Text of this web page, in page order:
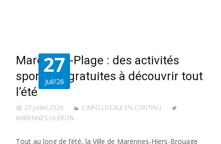
27
Juil/26
Marennes-Plage : des activités
sportives gratuites à découvrir tout
l’été
27 juillet 2026
L'INFO LOCALE EN CONTINU
MARENNES-OLÉRON
Tout au long de l’été, la Ville de Marennes-Hiers-Brouage